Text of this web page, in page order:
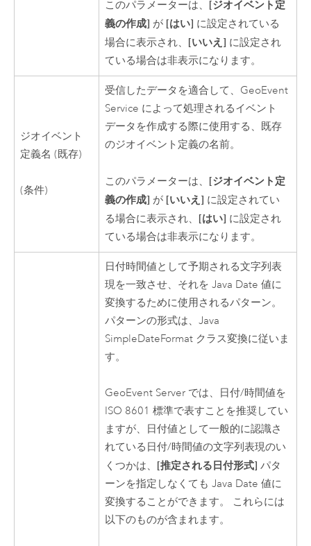
このパラメーターは、 [ジオイベント定
義の作成] が [はい] に設定されている
場合に表示され、 [いいえ] に設定され
ている場合は非表示になります。
ジオイベント
定義名 (既存)
(条件)
受信したデータを適合して、GeoEvent
Service によって処理されるイベント
データを作成する際に使用する、既存
のジオイベント定義の名前。
このパラメーターは、 [ジオイベント定
義の作成] が [いいえ] に設定されてい
る場合に表示され、 [はい] に設定され
ている場合は非表示になります。
日付時間値として予期される文字列表
現を一致させ、それをJava Date 値に
変換するために使用されるパターン。
パターンの形式は、Java
SimpleDateFormat クラス変換に従いま
す。
GeoEvent Server では、日付/時間値を
ISO 8601 標準で表すことを推奨してい
ますが、日付値として一般的に認識さ
れている日付/時間値の文字列表現のい
くつかは、 [推定される日付形式] パタ
ーンを指定しなくてもJava Date 値に
変換することができます。 これらには
以下のものが含まれます。